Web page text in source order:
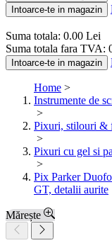
Intoarce-te in magazin
Suma totala: 0.00 Lei
Suma totala fara TVA:
Intoarce-te in magazin
Home >
Instrumente de
>
Pixuri, stilouri &
>
Pixuri cu gel si
>
Pix Parker
GT, detalii aurite
Mărește